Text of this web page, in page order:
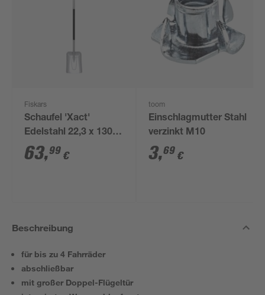
Fiskars
Schaufel 'Xact'
Edelstahl 22,3 x 130
cm
63,99 €
toom
Einschlagmutter Stahl
verzinkt M10
3,69 €
Beschreibung
für bis zu 4 Fahrräder
abschließbar
mit großer Doppel-Flügeltür